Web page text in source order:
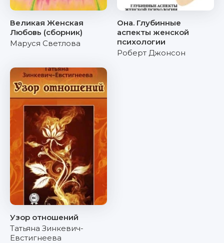
Великая Женская
Любовь (сборник)
Маруся Светлова
Она. Глубинные
аспекты женской
психологии
Роберт Джонсон
Узор отношений
Татьяна Зинкевич-
Евстигнеева